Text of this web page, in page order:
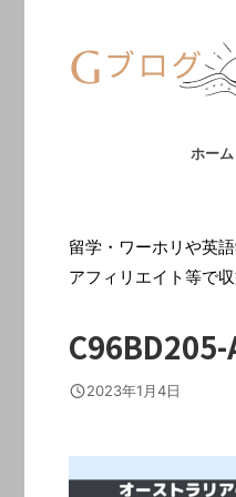
ホーム
留学・ワーホリや英
アフィリエイト等で
2023年1月4日